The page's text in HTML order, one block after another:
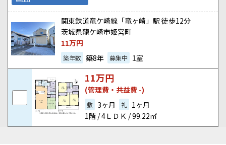
関東鉄道竜ケ崎線「竜ヶ崎」駅 徒歩12分
茨城県龍ケ崎市姫宮町
11万円
築年数 築8年 募集中 1室
11万円
(管理費・共益費 -)
敷 3ヶ月 礼 1ヶ月
1階 / 4ＬＤＫ / 99.22㎡